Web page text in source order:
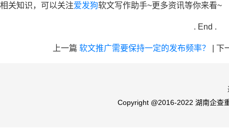
相关知识，可以关注爱发狗软文写作助手~更多资讯等你来看~
. End .
上一篇 软文推广需要保持一定的发布频率？ 下
Copyright @2016-2022 湖南企查